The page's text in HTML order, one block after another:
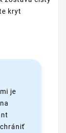
kryt
je
chrániť